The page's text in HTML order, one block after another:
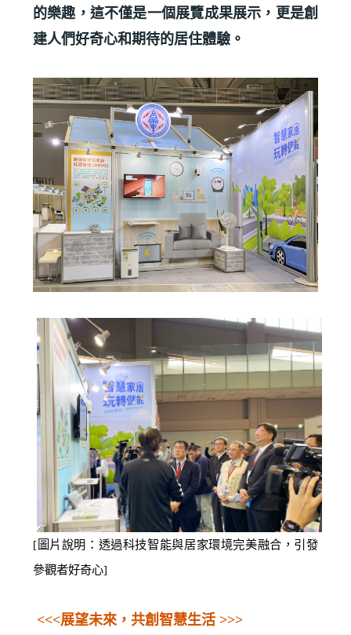
的樂趣，這不僅是一個展覽成果展示，更是創
建人們好奇心和期待的居住體驗。
[ 圖片說明：透過科技智能與居家環境完美融合，引發
參觀者好奇心]
<<<展望未來，共創智慧生活 >>>